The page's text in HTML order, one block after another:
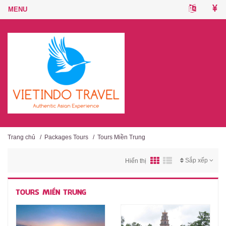
Trang chủ / Packages Tours / Tours Miền Trung
Sắp xếp
Hiển thị
TOURS MIỀN TRUNG